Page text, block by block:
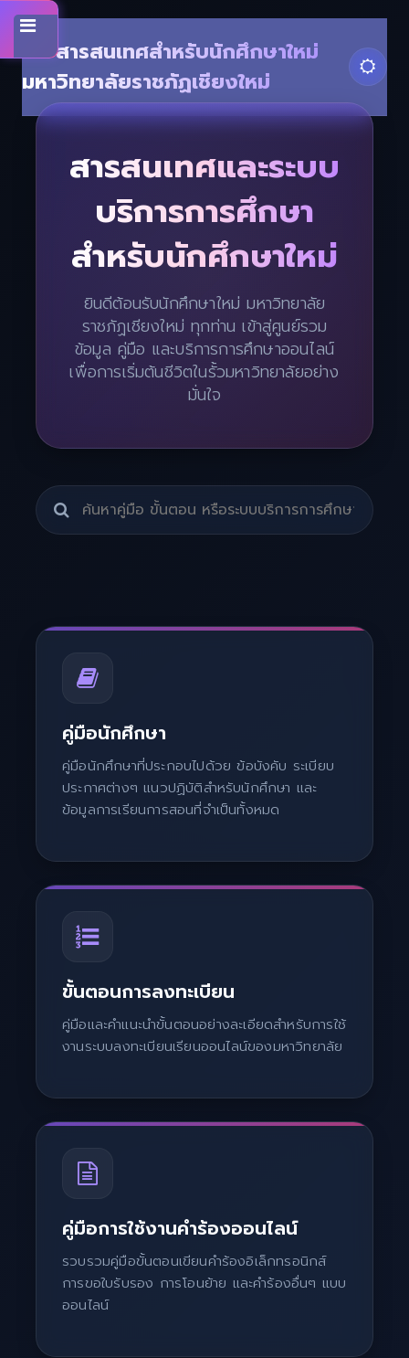
สารสนเทศสำหรับนักศึกษาใหม่
มหาวิทยาลัยราชภัฏเชียงใหม่
สารสนเทศและระบบ
บริการการศึกษา
สำหรับนักศึกษาใหม่
ยินดีต้อนรับนักศึกษาใหม่ มหาวิทยาลัย
ราชภัฏเชียงใหม่ ทุกท่าน เข้าสู่ศูนย์รวม
ข้อมูล คู่มือ และบริการการศึกษาออนไลน์
เพื่อการเริ่มต้นชีวิตในรั้วมหาวิทยาลัยอย่าง
มั่นใจ
คู่มือนักศึกษา
คู่มือนักศึกษาที่ประกอบไปด้วย ข้อบังคับ ระเบียบ
ประกาศต่างๆ แนวปฏิบัติสำหรับนักศึกษา และ
ข้อมูลการเรียนการสอนที่จำเป็นทั้งหมด
ขั้นตอนการลงทะเบียน
คู่มือและคำแนะนำขั้นตอนอย่างละเอียดสำหรับการใช้
งานระบบลงทะเบียนเรียนออนไลน์ของมหาวิทยาลัย
คู่มือการใช้งานคำร้องออนไลน์
รวบรวมคู่มือขั้นตอนเขียนคำร้องอิเล็กทรอนิกส์
การขอใบรับรอง การโอนย้าย และคำร้องอื่นๆ แบบ
ออนไลน์
น้องทะเบียน (AI)